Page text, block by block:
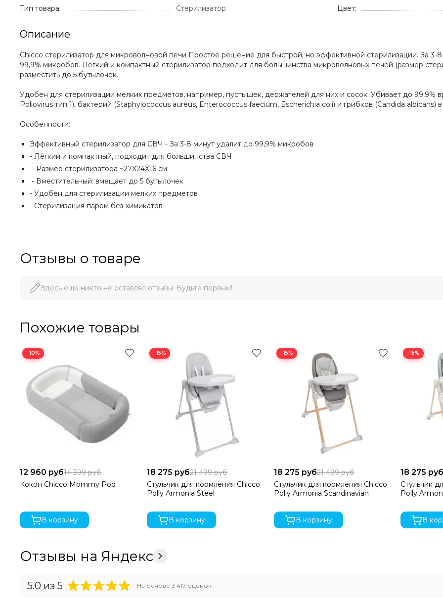
Тип товара:
Стерилизатор
Цвет:
Описание
Chicco стерилизатор для микроволновой печи Простое решение для быстрой, но эффективной стерилизации. За
99,9% микробов. Лёгкий и компактный стерилизатор подходит для большинства микроволновых печей (размер
разместить до 5 бутылочек.
Удобен для стерилизации мелких предметов, например, пустышек, держателей для них и сосок. Убивает до 99,9%
Poliovirus тип 1), бактерий (Staphylococcus aureus, Enterococcus faecium, Escherichia coli) и грибков (Candida
Особенности:
Эффективный стерилизатор для СВЧ - За 3-8 минут удалит до 99,9% микробов
- Лёгкий и компактный, подходит для большинства СВЧ
- Размер стерилизатора ~27Х24Х16 см
- Вместительный: вмещает до 5 бутылочек
- Удобен для стерилизации мелких предметов
- Стерилизация паром без химикатов
Отзывы о товаре
Здесь еще никто не оставлял отзывы. Будьте первым!
Похожие товары
−10%
12 960 руб14 399 руб
Кокон Chicco Mommy Pod
В корзину
−15%
18 275 руб21 499 руб
Стульчик для кормления Chicco
Polly Armonia Steel
В корзину
−15%
18 275 руб21 499 руб
Стульчик для кормления Chicco
Polly Armonia Scandinavian
В корзину
−15%
18 275
Стульчик
Polly
В
Отзывы на Яндекс
5.0 из 5 На основе 3 417 оценок